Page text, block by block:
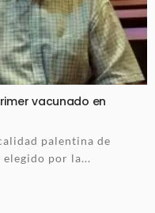
vacunado en
palentina de
por la...